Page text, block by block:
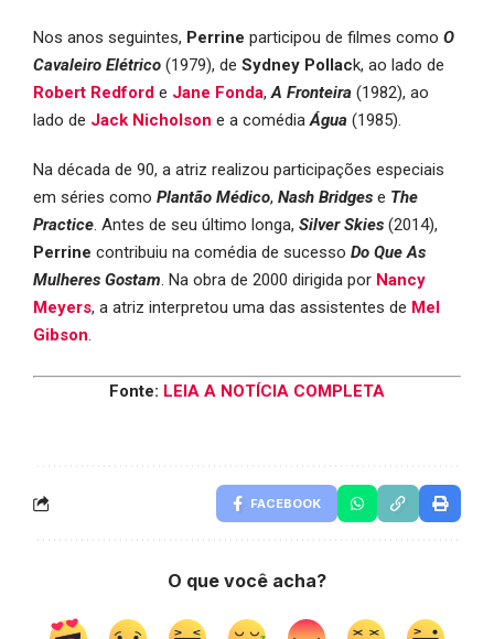
Nos anos seguintes, Perrine participou de filmes como O
Cavaleiro Elétrico (1979), de Sydney Pollack, ao lado de
Robert Redford e Jane Fonda,A Fronteira (1982), ao
lado de Jack Nicholson e a comédiaÁgua (1985).
Na década de 90, a atriz realizou participações especiais
em séries como Plantão Médico, Nash Bridges e The
Practice. Antes de seu último longa, Silver Skies (2014),
Perrine contribuiu na comédia de sucesso Do Que As
Mulheres Gostam. Na obra de 2000 dirigida por Nancy
Meyers, a atriz interpretou uma das assistentes de Mel
Gibson.
Fonte: LEIA A NOTÍCIA COMPLETA
FACEBOOK
O que você acha?